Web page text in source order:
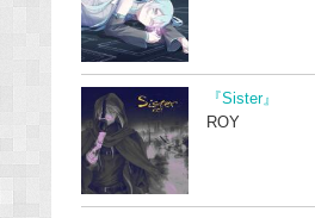
『Sister』
ROY